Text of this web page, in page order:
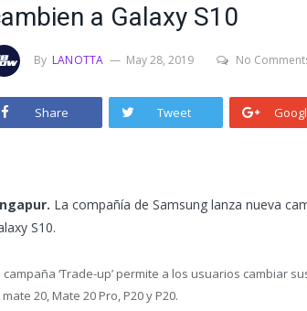
a Galaxy S10
By LANOTTA May 28, 2019 No
Share Tweet
La compañía de Samsung lanza nueva
S10.
campaña ‘Trade-up’ permite a los usuarios cambiar
mate 20, Mate 20 Pro, P20 y P20.